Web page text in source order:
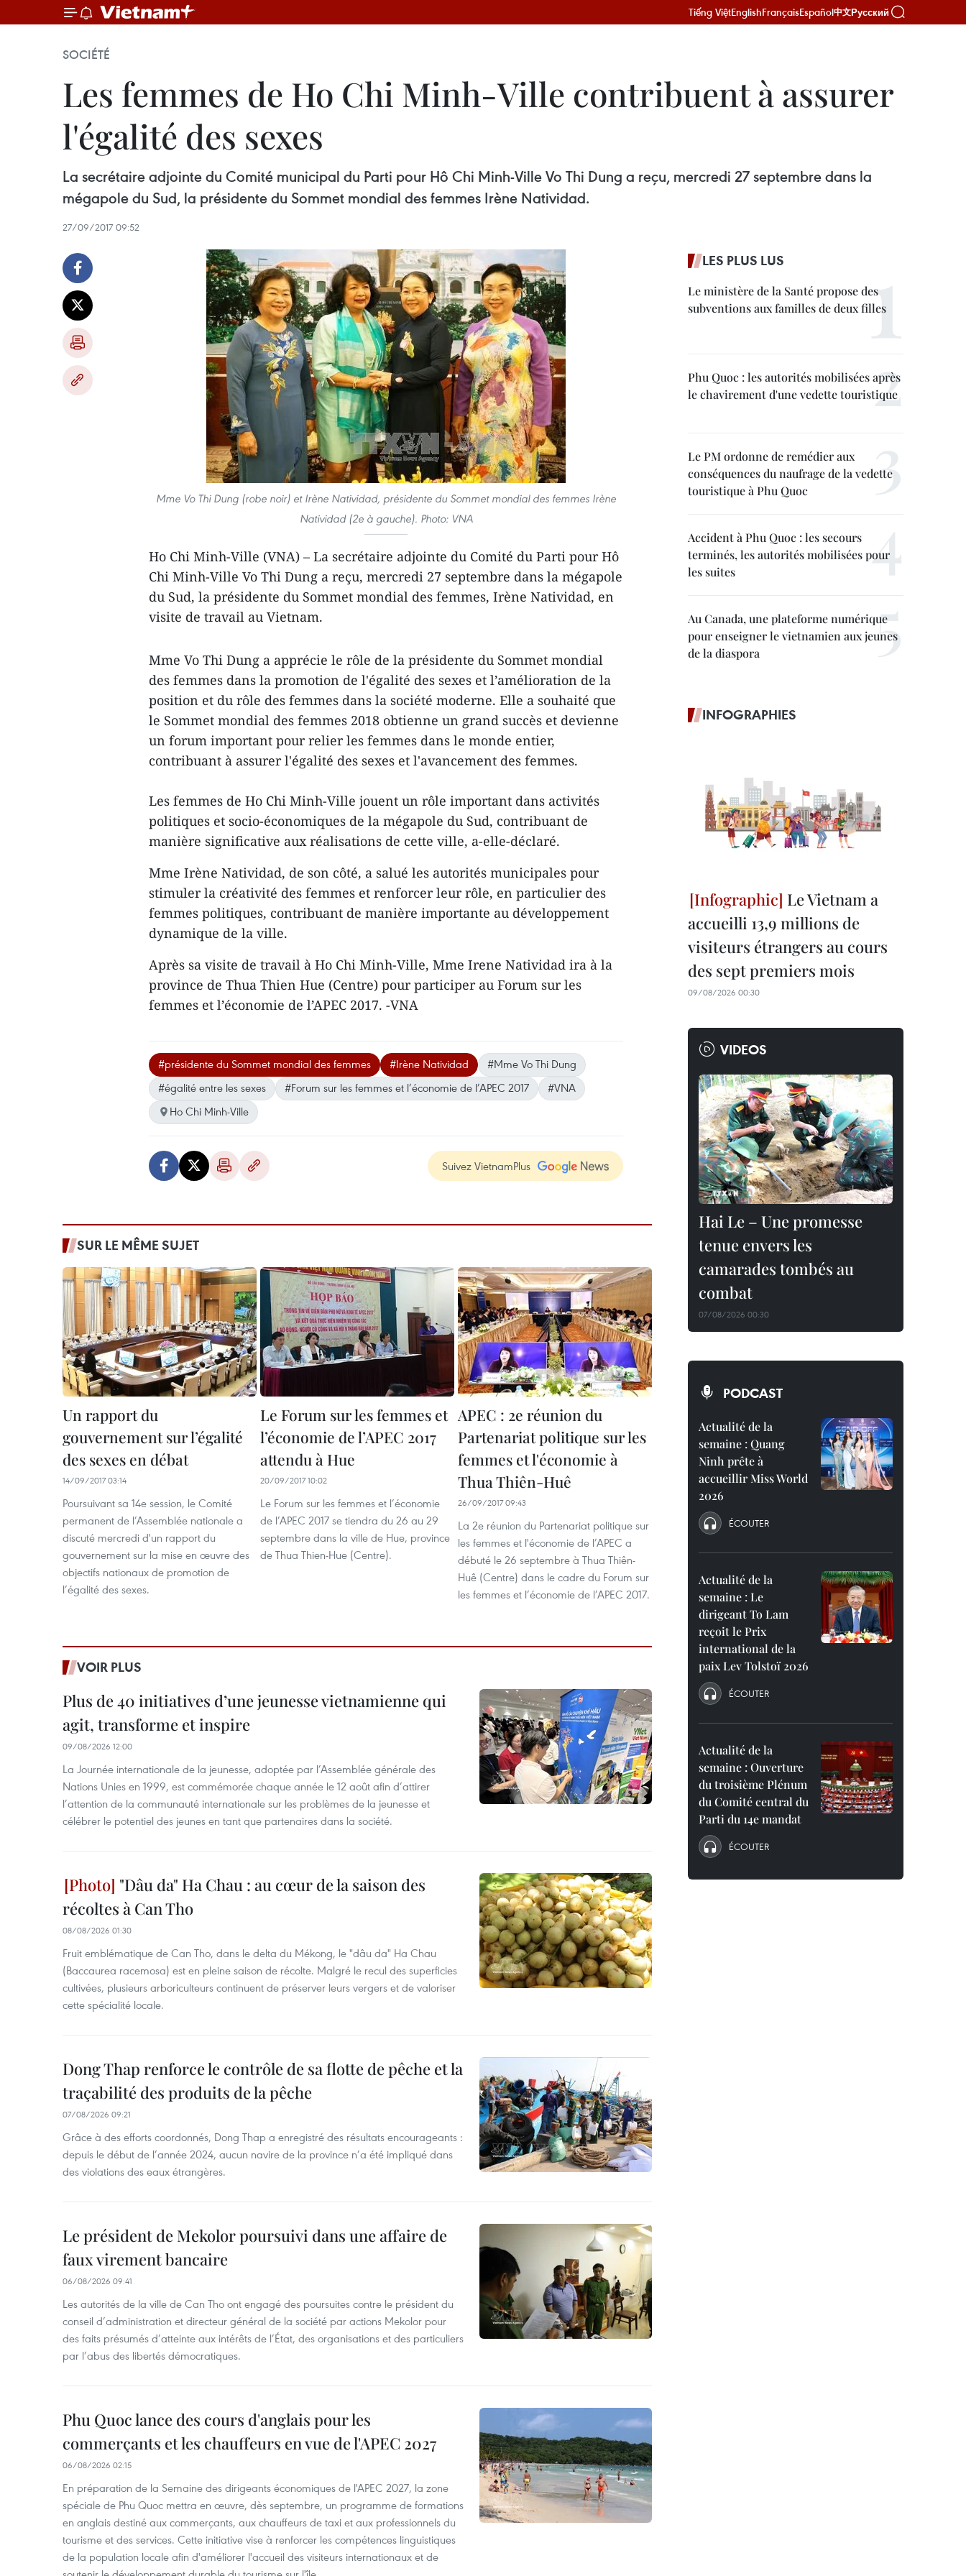
Tiếng ViệtEnglishFrançaisEspañol中文Русский
SOCIÉTÉ
Les femmes de Ho Chi Minh-Ville contribuent à assurer
l'égalité des sexes
La secrétaire adjointe du Comité municipal du Parti pour Hô Chi Minh-Ville Vo Thi Dung a reçu, mercredi 27 septembre dans la
mégapole du Sud, la présidente du Sommet mondial des femmes Irène Natividad.
27/09/2017 09:52
Mme Vo Thi Dung (robe noir) et Irène Natividad, présidente du Sommet mondial des femmes Irène
Natividad (2e à gauche). Photo: VNA
Ho Chi Minh-Ville (VNA) – La secrétaire adjointe du Comité du Parti pour Hô
Chi Minh-Ville Vo Thi Dung a reçu, mercredi 27 septembre dans la mégapole
du Sud, la présidente du Sommet mondial des femmes, Irène Natividad, en
visite de travail au Vietnam.
Mme Vo Thi Dung a apprécie le rôle de la présidente du Sommet mondial
des femmes dans la promotion de l'égalité des sexes et l’amélioration de la
position et du rôle des femmes dans la société moderne. Elle a souhaité que
le Sommet mondial des femmes 2018 obtienne un grand succès et devienne
un forum important pour relier les femmes dans le monde entier,
contribuant à assurer l'égalité des sexes et l'avancement des femmes.
Les femmes de Ho Chi Minh-Ville jouent un rôle important dans activités
politiques et socio-économiques de la mégapole du Sud, contribuant de
manière significative aux réalisations de cette ville, a-elle-déclaré.
Mme Irène Natividad, de son côté, a salué les autorités municipales pour
stimuler la créativité des femmes et renforcer leur rôle, en particulier des
femmes politiques, contribuant de manière importante au développement
dynamique de la ville.
Après sa visite de travail à Ho Chi Minh-Ville, Mme Irene Natividad ira à la
province de Thua Thien Hue (Centre) pour participer au Forum sur les
femmes et l’économie de l’APEC 2017. -VNA
#présidente du Sommet mondial des femmes #Irène Natividad
#Mme Vo Thi Dung
#égalité entre les sexes
#Forum sur les femmes et l’économie de l’APEC 2017
#VNA
Ho Chi Minh-Ville
Suivez VietnamPlus
SUR LE MÊME SUJET
Un rapport du
gouvernement sur l’égalité
des sexes en débat
14/09/2017 03:14
Poursuivant sa 14e session, le Comité
permanent de l’Assemblée nationale a
discuté mercredi d'un rapport du
gouvernement sur la mise en œuvre des
objectifs nationaux de promotion de
l’égalité des sexes.
Le Forum sur les femmes et
l’économie de l’APEC 2017
attendu à Hue
20/09/2017 10:02
Le Forum sur les femmes et l’économie
de l’APEC 2017 se tiendra du 26 au 29
septembre dans la ville de Hue, province
de Thua Thien-Hue (Centre).
APEC : 2e réunion du
Partenariat politique sur les
femmes et l'économie à
Thua Thiên-Huê
26/09/2017 09:43
La 2e réunion du Partenariat politique sur
les femmes et l'économie de l’APEC a
débuté le 26 septembre à Thua Thiên-
Huê (Centre) dans le cadre du Forum sur
les femmes et l’économie de l’APEC 2017.
VOIR PLUS
Plus de 40 initiatives d’une jeunesse vietnamienne qui
agit, transforme et inspire
09/08/2026 12:00
La Journée internationale de la jeunesse, adoptée par l’Assemblée générale des
Nations Unies en 1999, est commémorée chaque année le 12 août afin d’attirer
l’attention de la communauté internationale sur les problèmes de la jeunesse et
célébrer le potentiel des jeunes en tant que partenaires dans la société.
"Dâu da" Ha Chau : au cœur de la saison des
récoltes à Can Tho
08/08/2026 01:30
Fruit emblématique de Can Tho, dans le delta du Mékong, le "dâu da" Ha Chau
(Baccaurea racemosa) est en pleine saison de récolte. Malgré le recul des superficies
cultivées, plusieurs arboriculteurs continuent de préserver leurs vergers et de valoriser
cette spécialité locale.
Dong Thap renforce le contrôle de sa flotte de pêche et la
traçabilité des produits de la pêche
07/08/2026 09:21
Grâce à des efforts coordonnés, Dong Thap a enregistré des résultats encourageants :
depuis le début de l’année 2024, aucun navire de la province n’a été impliqué dans
des violations des eaux étrangères.
Le président de Mekolor poursuivi dans une affaire de
faux virement bancaire
06/08/2026 09:41
Les autorités de la ville de Can Tho ont engagé des poursuites contre le président du
conseil d’administration et directeur général de la société par actions Mekolor pour
des faits présumés d’atteinte aux intérêts de l’État, des organisations et des particuliers
par l’abus des libertés démocratiques.
Phu Quoc lance des cours d'anglais pour les
commerçants et les chauffeurs en vue de l'APEC 2027
06/08/2026 02:15
En préparation de la Semaine des dirigeants économiques de l'APEC 2027, la zone
spéciale de Phu Quoc mettra en œuvre, dès septembre, un programme de formations
en anglais destiné aux commerçants, aux chauffeurs de taxi et aux professionnels du
tourisme et des services. Cette initiative vise à renforcer les compétences linguistiques
de la population locale afin d'améliorer l'accueil des visiteurs internationaux et de
LES PLUS LUS
Le ministère de la Santé propose des
subventions aux familles de deux filles
Phu Quoc : les autorités mobilisées après
le chavirement d'une vedette touristique
Le PM ordonne de remédier aux
conséquences du naufrage de la vedette
touristique à Phu Quoc
Accident à Phu Quoc : les secours
terminés, les autorités mobilisées pour
les suites
Au Canada, une plateforme numérique
pour enseigner le vietnamien aux jeunes
de la diaspora
INFOGRAPHIES
Le Vietnam a
accueilli 13,9 millions de
visiteurs étrangers au cours
des sept premiers mois
09/08/2026 00:30
VIDEOS
Hai Le – Une promesse
tenue envers les
camarades tombés au
combat
07/08/2026 00:30
PODCAST
Actualité de la
semaine : Quang
Ninh prête à
accueillir Miss World
2026
ÉCOUTER
Actualité de la
semaine : Le
dirigeant To Lam
reçoit le Prix
international de la
paix Lev Tolstoï 2026
ÉCOUTER
Actualité de la
semaine : Ouverture
du troisième Plénum
du Comité central du
Parti du 14e mandat
ÉCOUTER